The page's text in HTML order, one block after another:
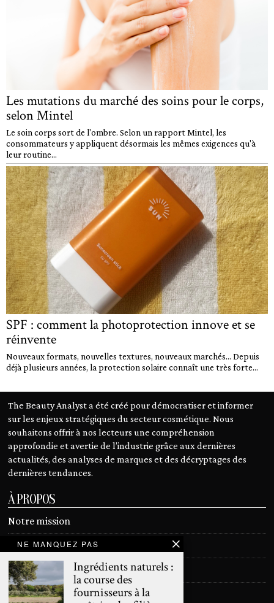
Les mutations du marché des soins pour le corps,
selon Mintel
Le soin corps sort de l'ombre. Selon un rapport Mintel, les
consommateurs y appliquent désormais les mêmes exigences qu'à
leur routine...
SPF : comment la photoprotection innove et se
réinvente
Nouveaux formats, nouvelles textures, nouveaux marchés… Depuis
déjà plusieurs années, la protection solaire connaît une très forte...
The Beauty Analyst a été créé pour démocratiser et informer
sur les enjeux stratégiques du secteur cosmétique. Nous
souhaitons offrir à nos lecteurs une compréhension
approfondie et avertie de l’industrie grâce aux dernières
actualités, des analyses de marques et des décryptages des
dernières tendances.
À PROPOS
Notre mission
Devenir contributeur
Contact
Mentions légales
NE MANQUEZ PAS
Ingrédients naturels :
la course des
fournisseurs à la